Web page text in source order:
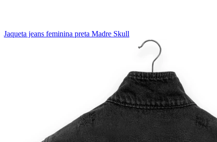
Jaqueta jeans feminina preta Madre Skull